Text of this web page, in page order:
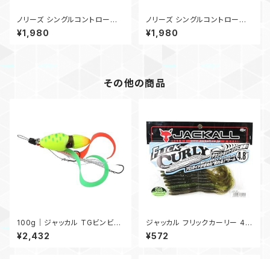
ノリーズ シングルコントロール
22g #5/0
¥1,980
ノリーズ シングルコントロール
22g 3/0
¥1,980
その他の商品
100g｜ジャッカル TGビンビン
スイッチ アマダイSpecial 100
g
¥2,432
ジャッカル フリックカーリー 4.8
インチ
¥572